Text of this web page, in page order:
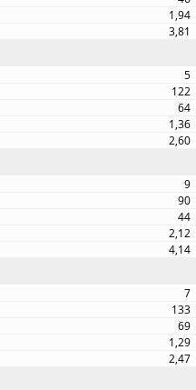
1,94
3,81
5
122
64
1,36
2,60
9
90
44
2,12
4,14
7
133
69
1,29
2,47